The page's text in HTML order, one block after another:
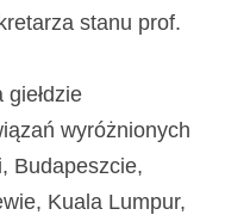
stanu prof.
wyróżnionych
Budapeszcie,
Kuala Lumpur,